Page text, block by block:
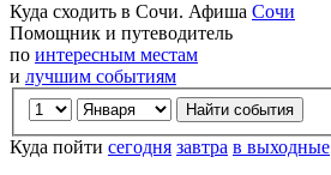
Куда сходить в Сочи. Афиша Сочи
Помощник и путеводитель
по интересным местам
и лучшим событиям
Куда пойти сегодня завтра в выходные